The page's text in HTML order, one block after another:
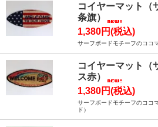
コイヤーマット（
条旗）
1,380円(税込)
サーフボードモチーフのココ
コイヤーマット（
ス赤）
1,380円(税込)
サーフボードモチーフのココ
ド）